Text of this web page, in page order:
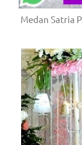
Medan Satria